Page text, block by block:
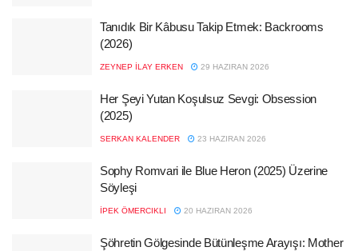
Tanıdık Bir Kâbusu Takip Etmek: Backrooms
(2026)
ZEYNEP İLAY ERKEN 29 HAZIRAN 2026
Her Şeyi Yutan Koşulsuz Sevgi: Obsession
(2025)
SERKAN KALENDER 23 HAZIRAN 2026
Sophy Romvari ile Blue Heron (2025) Üzerine
Söyleşi
İPEK ÖMERCIKLI 20 HAZIRAN 2026
Şöhretin Gölgesinde Bütünleşme Arayışı: Mother